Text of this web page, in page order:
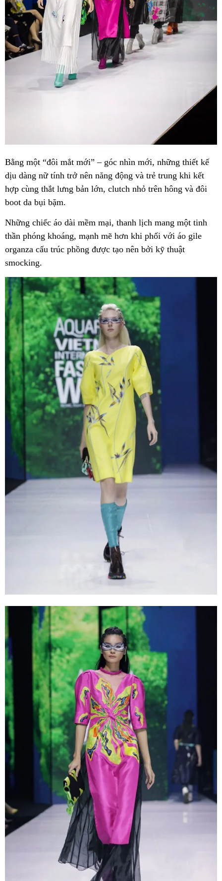
Bằng một “đôi mắt mới” – góc nhìn mới, những thiết kế
dịu dàng nữ tính trở nên năng động và trẻ trung khi kết
hợp cùng thắt lưng bản lớn, clutch nhỏ trên hông và đôi
boot da bụi bặm.
Những chiếc áo dài mềm mại, thanh lịch mang một tinh
thần phóng khoáng, mạnh mẽ hơn khi phối với áo gile
organza cấu trúc phồng được tạo nên bởi kỹ thuật
smocking.